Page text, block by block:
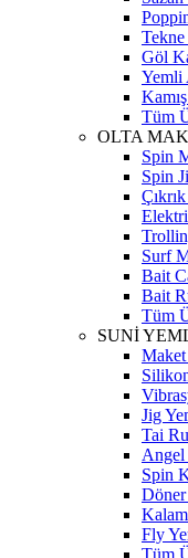
Tekne
Göl
Yemli
Tüm
OLTA
Spin
Spin
Surf
Bait
Bait
Tüm
SUNİ
Jig
Tai
Angel
Spin
Döner
Fly
Tüm